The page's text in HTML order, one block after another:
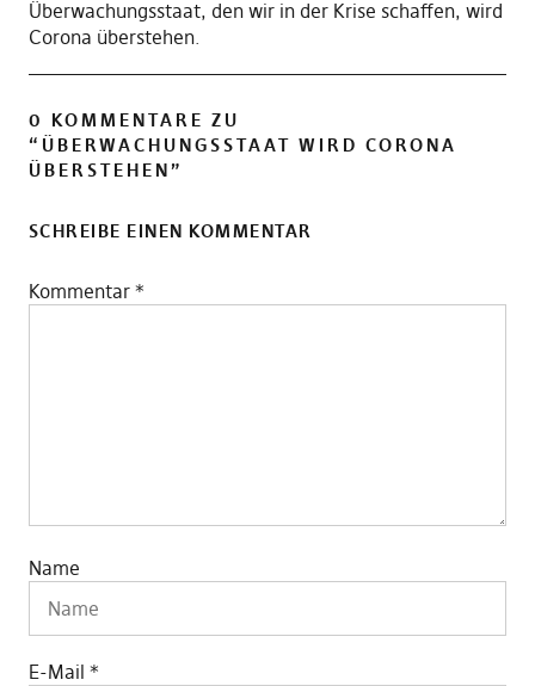
Überwachungsstaat, den wir in der Krise schaffen, wird
Corona überstehen.
0 KOMMENTARE ZU
“ ÜBERWACHUNGSSTAAT WIRD CORONA
ÜBERSTEHEN”
SCHREIBE EINEN KOMMENTAR
Kommentar *
Name
E-Mail *